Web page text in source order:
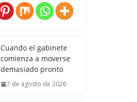
Cuando el gabinete
comienza a moverse
demasiado pronto
7 de agosto de 2026